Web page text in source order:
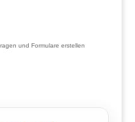
und Formulare erstellen